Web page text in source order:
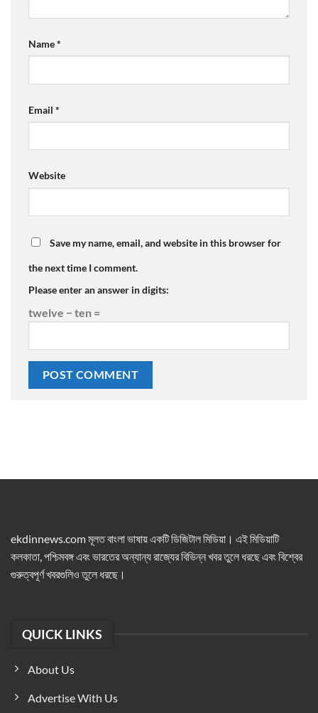
Name*
Email *
Website
Save my name, email, and website in this browser for
the next time I comment.
Please enter an answer in digits:
twelve − ten =
ekdinnews.com মূলত বাংলা ভাষায় একটি ডিজিটাল মিডিয়া। এই মিডিয়াটি
কলকাতা, পশ্চিমবঙ্গ এবং ভারতের অন্যান্য রাজ্যের বিভিন্ন খবর তুলে ধরছে এবং বিশ্বের
গুরুত্বপূর্ণ খবরগুলিও তুলে ধরছে।
QUICK LINKS
About Us
Advertise With Us